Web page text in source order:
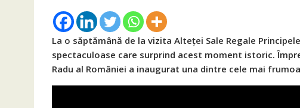
La o săptămână de la vizita Alteței Sale Regale
spectaculoase care surprind acest moment istoric.
Radu al României a inaugurat una dintre cele mai